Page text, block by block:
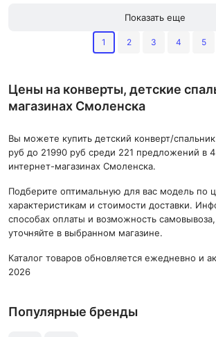
Показать еще
1 2 3 4 5
Цены на конверты, детские
магазинах Смоленска
Вы можете купить детский конверт/
руб до 21990 руб среди 221 предложений в
интернет-магазинах Смоленска.
Подберите оптимальную для вас модель по
характеристикам и стоимости доставки.
способах оплаты и возможность
уточняйте в выбранном магазине.
Каталог товаров обновляется ежедневно и
2026
Популярные бренды